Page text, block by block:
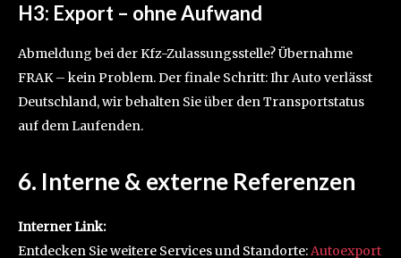
H3: Export – ohne Aufwand
Abmeldung bei der Kfz-Zulassungsstelle? Übernahme
FRAK – kein Problem. Der finale Schritt: Ihr Auto verlässt
Deutschland, wir behalten Sie über den Transportstatus
auf dem Laufenden.
6. Interne & externe Referenzen
Interner Link:
Entdecken Sie weitere Services und Standorte:Autoexport